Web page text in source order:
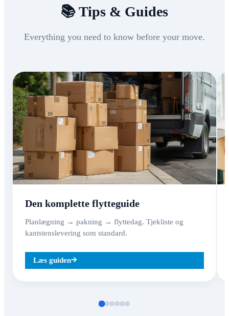
📚 Tips & Guides
Everything you need to know before your move.
Den komplette flytteguide
Planlægning → pakning → flyttedag. Tjekliste og
kantstenslevering som standard.
Læs guiden